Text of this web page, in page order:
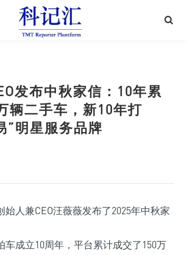
发布中秋家信：10年累
辆二手车，新10年打
”明星服务品牌
人兼CEO汪薇薇发布了2025年中秋家
车成立10周年，平台累计成交了150万